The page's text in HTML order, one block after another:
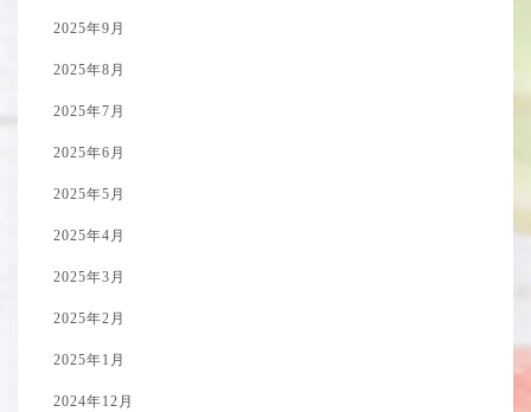
2025年9月
2025年8月
2025年7月
2025年6月
2025年5月
2025年4月
2025年3月
2025年2月
2025年1月
2024年12月